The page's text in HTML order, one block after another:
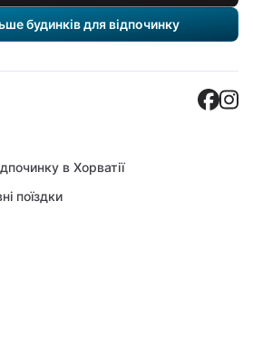
будинків для відпочинку
в Хорватії
поїздки